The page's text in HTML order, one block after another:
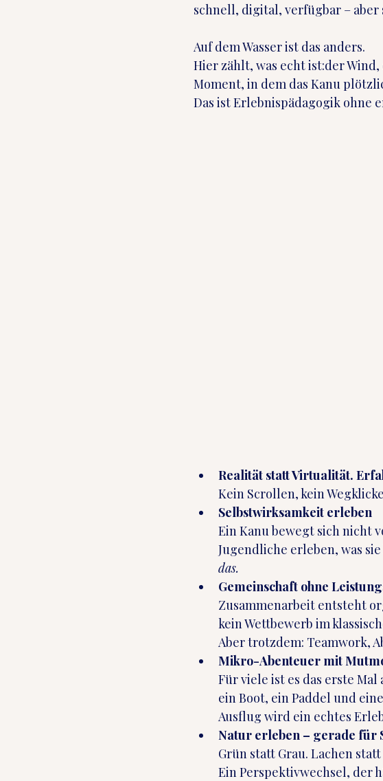
schnell, digital, verfügbar – aber
Auf dem Wasser ist das anders.
Hier zählt, was echt ist:der Wind,
Moment, in dem das Kanu
Das ist Erlebnispädagogik ohne
Realität statt Virtualität.
Kein Scrollen, kein
Selbstwirksamkeit erleben
Ein Kanu bewegt sich nicht
Jugendliche erleben, was
das.
Gemeinschaft ohne
Zusammenarbeit entsteht
kein Wettbewerb im
Aber trotzdem: Teamwork,
Mikro-Abenteuer mit
Für viele ist es das erste
ein Boot, ein Paddel und
Ausflug wird ein echtes
Natur erleben – gerade für
Grün statt Grau. Lachen
Ein Perspektivwechsel, der